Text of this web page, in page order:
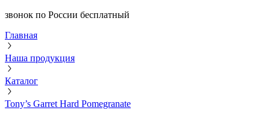
звонок по России бесплатный
Главная
Наша продукция
Каталог
Tony’s Garret Hard Pomegranate